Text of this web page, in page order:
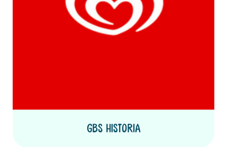
GBs historia